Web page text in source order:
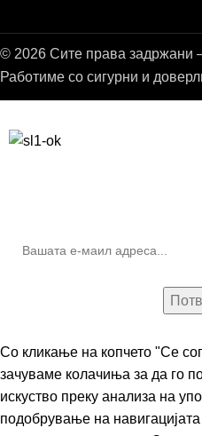
© 2026 Сите права задржани
Работиме со сигурни и
Со кликање на копчето "Се
зачуваме колачиња за да го
искуство преку анализа на
подобрување на